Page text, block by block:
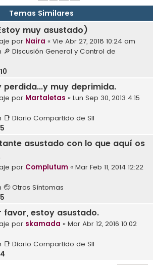
Temas Similares
muy asustado)
por Naira « Vie Abr 27, 2018 10:24 am
🔎 Discusión General y Control de
10
perdida...y muy deprimida.
por Martaletas « Lun Sep 30, 2013 4:15
📑 Diario Compartido de SII
5
asustado con lo que aquí os
por Complutum « Mar Feb 11, 2014 12:22
🤕 Otros Síntomas
5
favor, estoy asustado.
por skamada « Mar Abr 12, 2016 10:02
📑 Diario Compartido de SII
4